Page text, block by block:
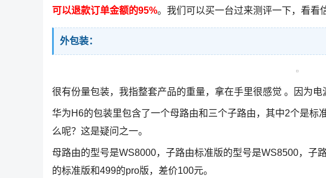
可以退款订单金额的95%。我们可以买一台过来测评一下，看看
外包装：
很有份量包装，我指整套产品的重量，拿在手里很感觉 。因为电
华为H6的包装里包含了一个母路由和三个子路由，其中2个是标
么呢？这是疑问之一。
母路由的型号是WS8000，子路由标准版的型号是WS8500，子
的标准版和499的pro版，差价100元。